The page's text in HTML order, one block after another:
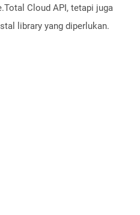
Cloud API, tetapi juga
library yang diperlukan.